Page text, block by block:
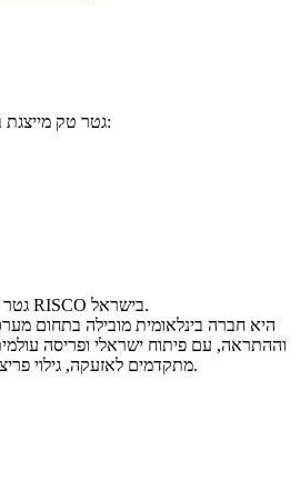
גטר טק מייצגת בישראל את המותגים הבאים:
גטר הינה נציגה רשמית של חברת RISCO בישראל.
וההתראה, עם פיתוח ישראלי ופריסה
מתקדמים לאזעקה, גילוי פריצה, וידאו ואבטחה חכמה לענן.